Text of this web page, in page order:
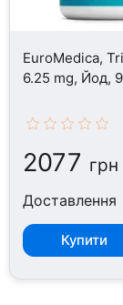
EuroMedica,
6.25 mg, Йод,
2077 грн
Доставлення
Купити